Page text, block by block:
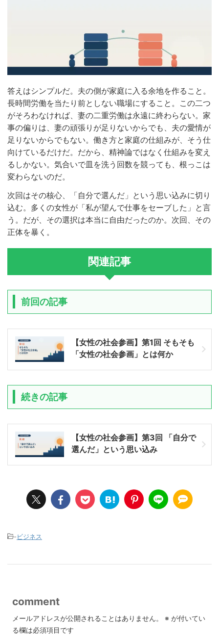
答えはシンプルだ。夫の側が家庭に入る余地を作ること。
長時間労働を当たり前としない職場にすること。この二つ
がそろわなければ、妻の二重労働は永遠に終わらない。家
事の偏りは、妻の頑張りが足りないからでも、夫の愛情が
足りないからでもない。働き方と家庭の仕組みが、そう仕
向けているだけだ。だから、精神論ではなく仕組みを変え
るしかない。気合いで皿を洗う回数を競っても、根っこは
変わらないのだ。
次回はその核心、「自分で選んだ」という思い込みに切り
込む。多くの女性が「私が望んで仕事をセーブした」と言
う。だが、その選択は本当に自由だったのか。次回、その
正体を暴く。
関連記事
前回の記事
【女性の社会参画】第1回 そもそも
「女性の社会参画」とは何か
続きの記事
【女性の社会参画】第3回 「自分で
選んだ」という思い込み
-ビジネス
comment
メールアドレスが公開されることはありません。 ※ が付いてい
る欄は必須項目です